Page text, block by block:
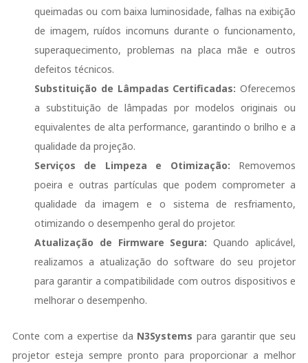
queimadas ou com baixa luminosidade, falhas na exibição
de imagem, ruídos incomuns durante o funcionamento,
superaquecimento, problemas na placa mãe e outros
defeitos técnicos.
Substituição de Lâmpadas Certificadas: Oferecemos
a substituição de lâmpadas por modelos originais ou
equivalentes de alta performance, garantindo o brilho e a
qualidade da projeção.
Serviços de Limpeza e Otimização: Removemos
poeira e outras partículas que podem comprometer a
qualidade da imagem e o sistema de resfriamento,
otimizando o desempenho geral do projetor.
Atualização de Firmware Segura: Quando aplicável,
realizamos a atualização do software do seu projetor
para garantir a compatibilidade com outros dispositivos e
melhorar o desempenho.
Conte com a expertise da N3Systems para garantir que seu
projetor esteja sempre pronto para proporcionar a melhor